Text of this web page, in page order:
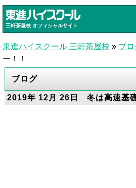
三軒茶屋校 オフィシャルサイト
東進ハイスクール 三軒茶屋校 » ブ
ー！！
ブログ
2019年 12月 26日 冬は高速基